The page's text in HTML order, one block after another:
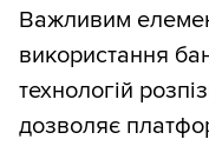
Важливим
використання
технологій
дозволяє